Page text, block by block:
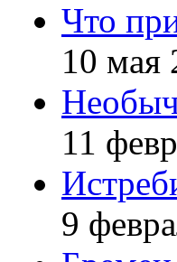
Что
10 мая
11
9